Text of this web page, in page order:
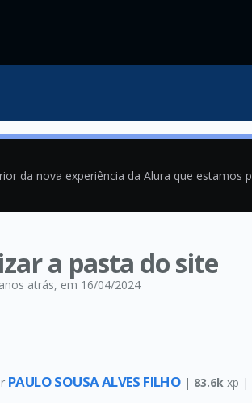
da nova experiência da Alura que
a pasta do site
atrás, em 16/04/2024
PAULO SOUSA ALVES FILHO | 83.6k xp |